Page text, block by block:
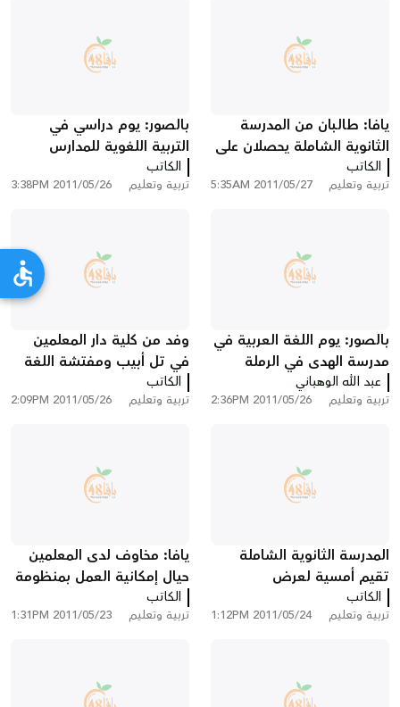
يافا: طالبان من المدرسة
الثانوية الشاملة يحصلان على
جائزة معهد فايتسمان
الكاتب
تربية وتعليم 2011/05/27 5:35AM
بالصور: يوم دراسي في
التربية اللغوية للمدارس
الإبتدائية في مدينة يافا
الكاتب
تربية وتعليم 2011/05/26 3:38PM
بالصور: يوم اللغة العربية في
مدرسة الهدى في الرملة
عبد الله الوهباني
تربية وتعليم 2011/05/26 2:36PM
وفد من كلية دار المعلمين
في تل أبيب ومفتشة اللغة
الإنجليزية في زيارة إلى مدرسة
حسن عرفة
الكاتب
تربية وتعليم 2011/05/26 2:09PM
المدرسة الثانوية الشاملة
تقيم أمسية لعرض
التخصصات على طلاب
الصفوف التاسعة وأولياء
الكاتب
تربية وتعليم 2011/05/24 1:12PM
يافا: مخاوف لدى المعلمين
حيال إمكانية العمل بمنظومة
اليوم الإضافي
الكاتب
تربية وتعليم 2011/05/23 1:31PM